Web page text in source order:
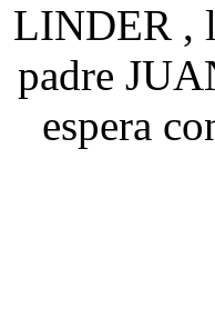
LINDER ,
padre
espera